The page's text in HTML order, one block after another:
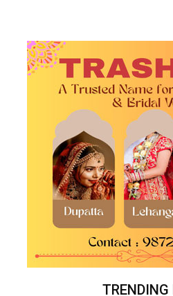
TRENDING